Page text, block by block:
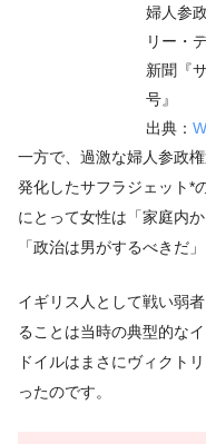
婦人参
リー・
新聞『
号』
出典：
一方で、過激な婦人参政
発化したサフラジェット*
にとって女性は「家庭内
「政治は男がするべきだ
イギリス人として戦い弱
ることは当時の典型的な
ドイルはまさにヴィクト
ったのです。